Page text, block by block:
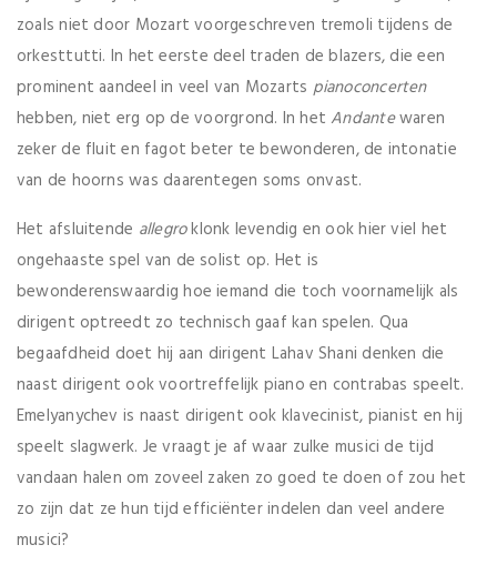
zoals niet door Mozart voorgeschreven tremoli tijdens de
orkesttutti. In het eerste deel traden de blazers, die een
prominent aandeel in veel van Mozarts pianoconcerten
hebben, niet erg op de voorgrond. In hetAndantewaren
zeker de fluit en fagot beter te bewonderen, de intonatie
van de hoorns was daarentegen soms onvast.
Het afsluitende allegroklonk levendig en ook hier viel het
ongehaaste spel van de solist op. Het is
bewonderenswaardig hoe iemand die toch voornamelijk als
dirigent optreedt zo technisch gaaf kan spelen. Qua
begaafdheid doet hij aan dirigent Lahav Shani denken die
naast dirigent ook voortreffelijk piano en contrabas speelt.
Emelyanychev is naast dirigent ook klavecinist, pianist en hij
speelt slagwerk. Je vraagt je af waar zulke musici de tijd
vandaan halen om zoveel zaken zo goed te doen of zou het
zo zijn dat ze hun tijd efficiënter indelen dan veel andere
musici?